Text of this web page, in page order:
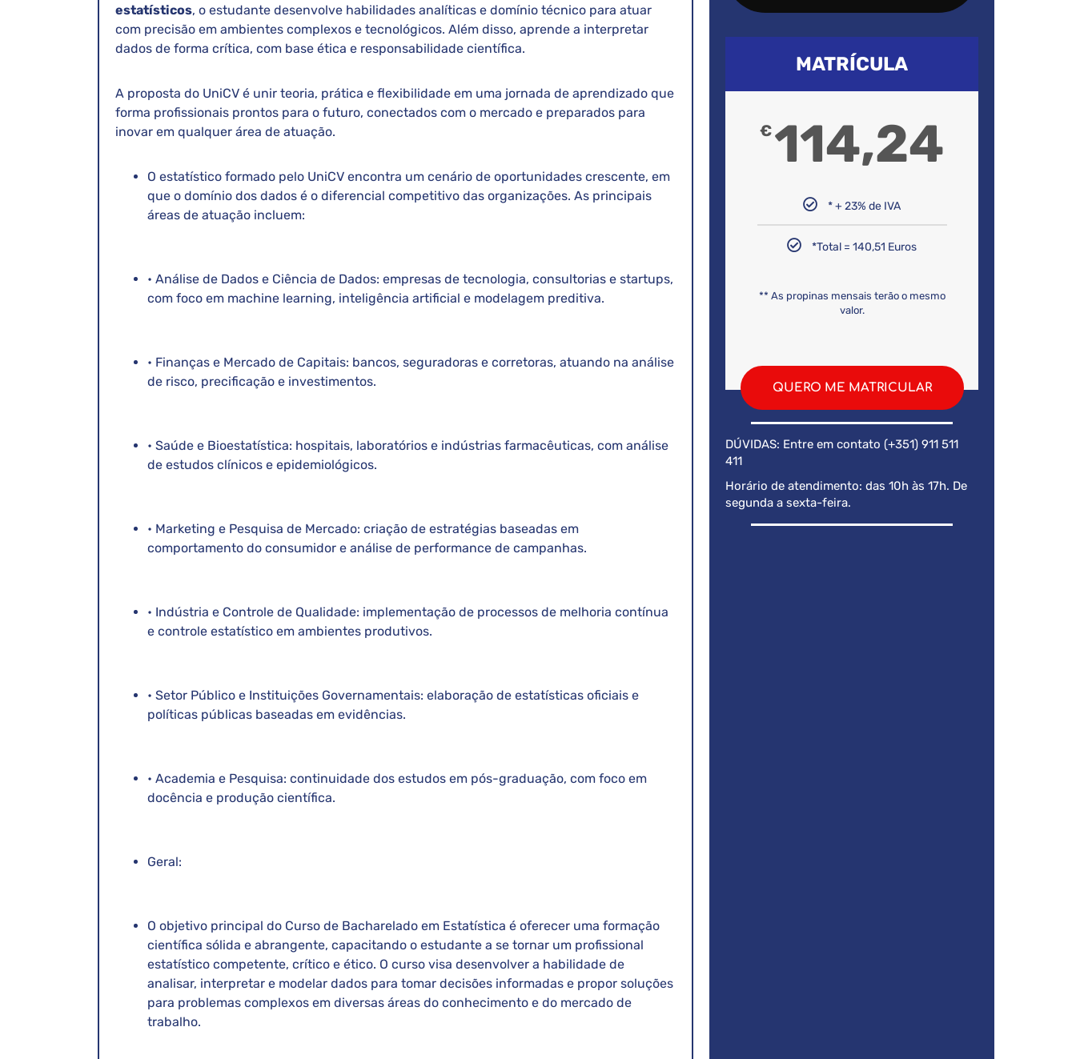
estatísticos, o estudante desenvolve habilidades analíticas e domínio técnico para atuar
com precisão em ambientes complexos e tecnológicos. Além disso, aprende a interpretar
dados de forma crítica, com base ética e responsabilidade científica.
A proposta do UniCV é unir teoria, prática e flexibilidade em uma jornada de aprendizado que
forma profissionais prontos para o futuro, conectados com o mercado e preparados para
inovar em qualquer área de atuação.
O estatístico formado pelo UniCV encontra um cenário de oportunidades crescente, em
que o domínio dos dados é o diferencial competitivo das organizações. As principais
áreas de atuação incluem:
• Análise de Dados e Ciência de Dados: empresas de tecnologia, consultorias e startups,
com foco em machine learning, inteligência artificial e modelagem preditiva.
• Finanças e Mercado de Capitais: bancos, seguradoras e corretoras, atuando na análise
de risco, precificação e investimentos.
• Saúde e Bioestatística: hospitais, laboratórios e indústrias farmacêuticas, com análise
de estudos clínicos e epidemiológicos.
• Marketing e Pesquisa de Mercado: criação de estratégias baseadas em
comportamento do consumidor e análise de performance de campanhas.
• Indústria e Controle de Qualidade: implementação de processos de melhoria contínua
e controle estatístico em ambientes produtivos.
• Setor Público e Instituições Governamentais: elaboração de estatísticas oficiais e
políticas públicas baseadas em evidências.
• Academia e Pesquisa: continuidade dos estudos em pós-graduação, com foco em
docência e produção científica.
Geral:
O objetivo principal do Curso de Bacharelado em Estatística é oferecer uma formação
científica sólida e abrangente, capacitando o estudante a se tornar um profissional
estatístico competente, crítico e ético. O curso visa desenvolver a habilidade de
analisar, interpretar e modelar dados para tomar decisões informadas e propor soluções
para problemas complexos em diversas áreas do conhecimento e do mercado de
trabalho.
MATRÍCULA
€114,24
* + 23% de IVA
*Total = 140,51 Euros
** As propinas mensais terão o mesmo
valor.
QUERO ME MATRICULAR
DÚVIDAS: Entre em contato (+351) 911 511
411
Horário de atendimento: das 10h às 17h. De
segunda a sexta-feira.